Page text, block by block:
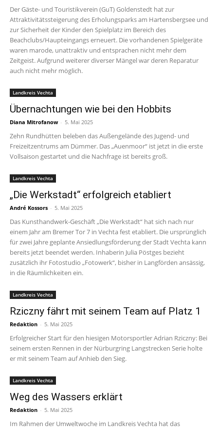
Der Gäste- und Touristikverein (GuT) Goldenstedt hat zur
Attraktivitätssteigerung des Erholungsparks am Hartensbergsee und
zur Sicherheit der Kinder den Spielplatz im Bereich des
Beachclubs/Haupteingangs erneuert. Die vorhandenen Spielgeräte
waren marode, unattraktiv und entsprachen nicht mehr dem
Zeitgeist. Aufgrund weiterer diverser Mängel war deren Reparatur
auch nicht mehr möglich.
Landkreis Vechta
Übernachtungen wie bei den Hobbits
Diana Mitrofanow - 5. Mai 2025
Zehn Rundhütten beleben das Außengelände des Jugend- und
Freizeitzentrums am Dümmer. Das „Auenmoor“ ist jetzt in die erste
Vollsaison gestartet und die Nachfrage ist bereits groß.
Landkreis Vechta
„Die Werkstadt“ erfolgreich etabliert
André Kossors - 5. Mai 2025
Das Kunsthandwerk-Geschäft „Die Werkstadt“ hat sich nach nur
einem Jahr am Bremer Tor 7 in Vechta fest etabliert. Die ursprünglich
für zwei Jahre geplante Ansiedlungsförderung der Stadt Vechta kann
bereits jetzt beendet werden. Inhaberin Julia Pöstges bezieht
zusätzlich ihr Fotostudio „Fotowerk“, bisher in Langförden ansässig,
in die Räumlichkeiten ein.
Landkreis Vechta
Rziczny fährt mit seinem Team auf Platz 1
Redaktion - 5. Mai 2025
Erfolgreicher Start für den hiesigen Motorsportler Adrian Rziczny: Bei
seinem ersten Rennen in der Nürburgring Langstrecken Serie holte
er mit seinem Team auf Anhieb den Sieg.
Landkreis Vechta
Weg des Wassers erklärt
Redaktion - 5. Mai 2025
Im Rahmen der Umweltwoche im Landkreis Vechta hat das